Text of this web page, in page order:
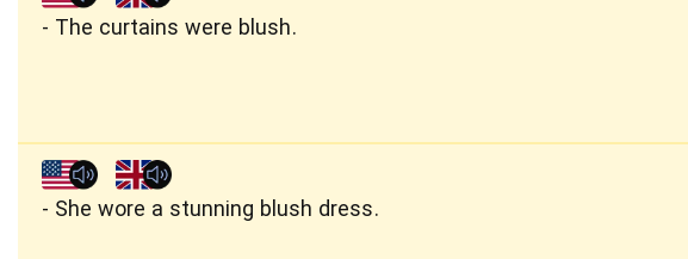
The curtains were blush.
She wore a stunning blush dress.